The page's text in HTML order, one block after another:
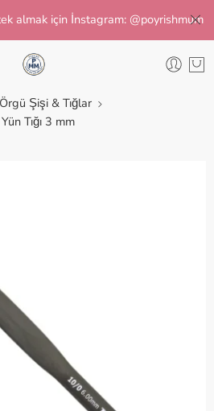
almak için İnstagram: @poyrishmum
Örgü Şişi & Tığlar
Tığı 3 mm